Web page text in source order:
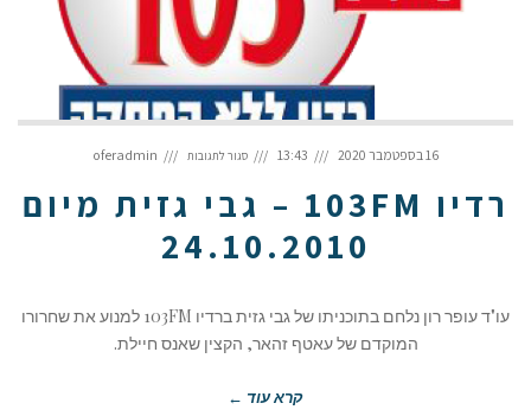
16 בספטמבר 2020 13:43 סגור לתגובות רדיו
103FM
מיום
24.10.2010
oferadmin
רדיו 103FM – גבי גזית מיום
24.10.2010
עו"ד עופר רון נלחם בתוכניתו של גבי גזית ברדיו 103FM למנוע את שחרורו
המוקדם של עאטף זהאר, הקצין שאנס חיילת.
קרא עוד ←